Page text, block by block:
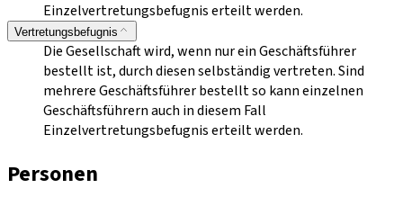
Einzelvertretungsbefugnis erteilt werden.
Vertretungsbefugnis
Die Gesellschaft wird, wenn nur ein Geschäftsführer
bestellt ist, durch diesen selbständig vertreten. Sind
mehrere Geschäftsführer bestellt so kann einzelnen
Geschäftsführern auch in diesem Fall
Einzelvertretungsbefugnis erteilt werden.
Personen